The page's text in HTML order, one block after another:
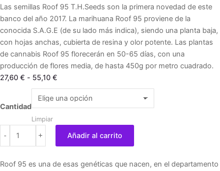
Las semillas Roof 95 T.H.Seeds son la primera novedad de este
banco del año 2017. La marihuana Roof 95 proviene de la
conocida S.A.G.E (de su lado más indica), siendo una planta baja,
con hojas anchas, cubierta de resina y olor potente. Las plantas
de cannabis Roof 95 florecerán en 50-65 días, con una
producción de flores media, de hasta 450g por metro cuadrado.
27,60 € - 55,10 €
de
precios:
27,60 €
hasta
55,10 €
Cantidad
Limpiar
-
95
+ Añadir al carrito
Roof 95 es una de esas genéticas que nacen, en el departamento